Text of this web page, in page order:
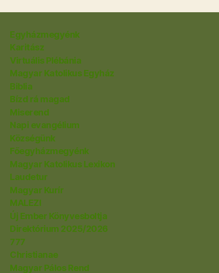
Egyházmegyénk
Karitász
Virtuális Plébánia
Magyar Katolikus Egyház
Biblia
Bízd rá magad
Miserend
Napi evangélium
Községünk
Főegyházmegyénk
Magyar Katolikus Lexikon
Laudetur
Magyar Kurír
MALEZI
Új Ember Könyvesboltja
Direktórium 2025/2026
777
Christianae
Magyar Pálos Rend